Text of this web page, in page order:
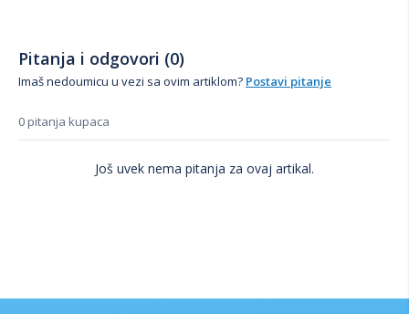
Pitanja i odgovori (0)
Imaš nedoumicu u vezi sa ovim artiklom? Postavi pitanje
0 pitanja kupaca
Još uvek nema pitanja za ovaj artikal.